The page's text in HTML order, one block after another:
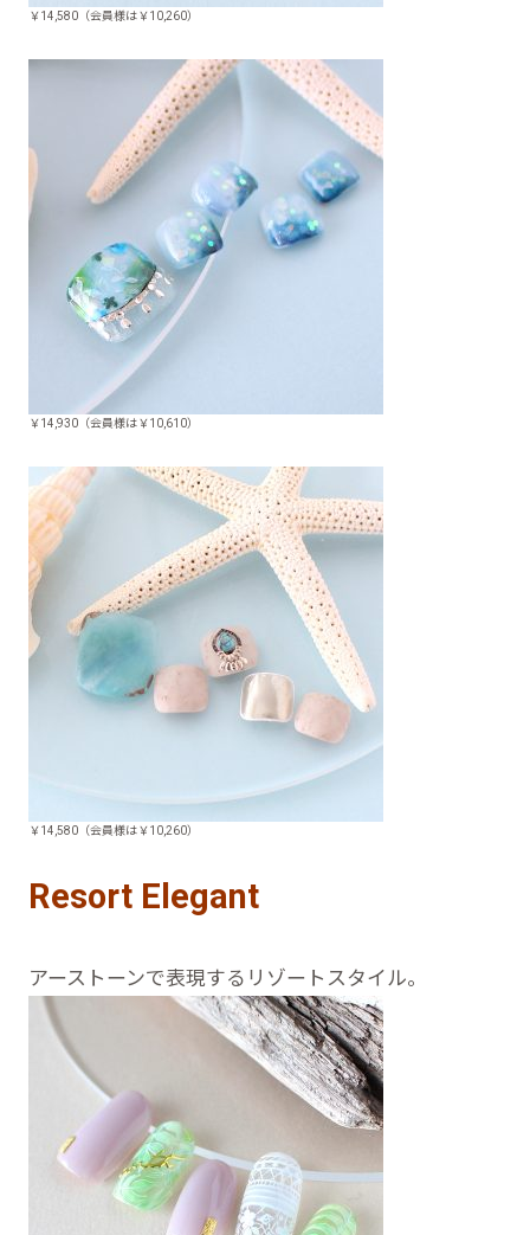
￥14,580（会員様は￥10,260）
￥14,930（会員様は￥10,610）
￥14,580（会員様は￥10,260）
Resort Elegant
アーストーンで表現するリゾートスタイル。